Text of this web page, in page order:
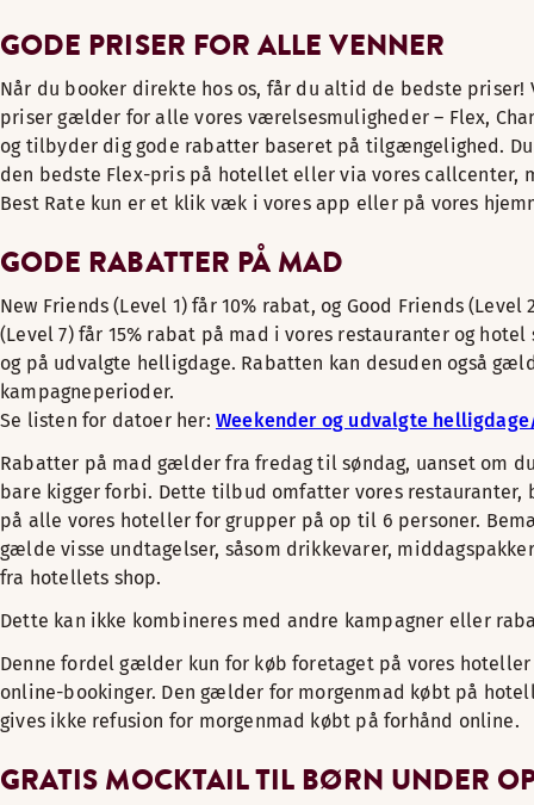
GODE PRISER FOR ALLE VENNER
Når du booker direkte hos os, får du altid de bedste priser!
priser gælder for alle vores værelsesmuligheder – Flex,
og tilbyder dig gode rabatter baseret på tilgængelighed.
den bedste Flex-pris på hotellet eller via vores callcenter,
Best Rate kun er et klik væk i vores app eller på vores
GODE RABATTER PÅ MAD
New Friends (Level 1) får 10% rabat, og Good Friends (Level
(Level 7) får 15% rabat på mad i vores restauranter og hotel
og på udvalgte helligdage. Rabatten kan desuden også
kampagneperioder.
Se listen for datoer her: Weekender og udvalgte
Rabatter på mad gælder fra fredag til søndag, uanset om
bare kigger forbi. Dette tilbud omfatter vores restauranter,
på alle vores hoteller for grupper på op til 6 personer.
gælde visse undtagelser, såsom drikkevarer,
fra hotellets shop.
Dette kan ikke kombineres med andre kampagner eller
Denne fordel gælder kun for køb foretaget på vores
online-bookinger. Den gælder for morgenmad købt på
gives ikke refusion for morgenmad købt på forhånd online.
GRATIS MOCKTAIL TIL BØRN UNDER